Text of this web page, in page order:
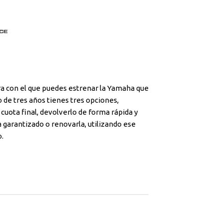
con el que puedes estrenar la Yamaha que
de tres años tienes tres opciones,
final, devolverlo de forma rápida y
garantizado o renovarla, utilizando ese